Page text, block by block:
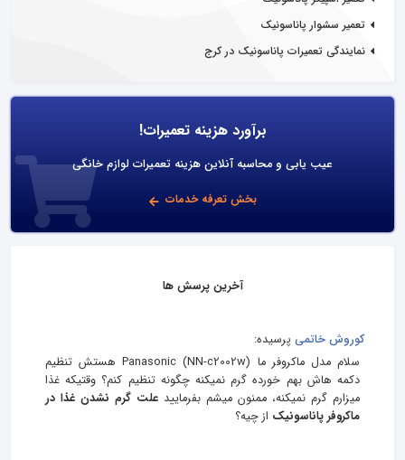
تعمیر سشوار پاناسونیک
نمایندگی تعمیرات پاناسونیک در کرج
برآورد هزینه تعمیرات!
عیب یابی و محاسبه آنلاین هزینه تعمیرات لوازم خانگی
بخش تعرفه خدمات
آخرین پرسش ها
کوروش خاتمی پرسیده:
سلام مدل ماکروفر ما Panasonic (NN-c2002w) هستش تنظیم
دکمه هاش بهم خورده گرم نمیکنه چگونه تنظیم کنم؟ وقتیکه غذا
میزارم گرم نمیکنه، ممنون میشم بفرمایید علت گرم نشدن غذا در
ماکروفر پاناسونیک از چیه؟